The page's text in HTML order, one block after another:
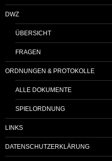
DWZ
ÜBERSICHT
FRAGEN
ORDNUNGEN & PROTOKOLLE
ALLE DOKUMENTE
SPIELORDNUNG
LINKS
DATENSCHUTZERKLÄRUNG